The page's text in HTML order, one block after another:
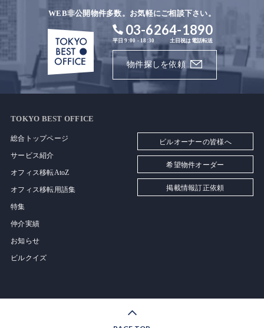
WEB非公開物件多数。お気軽にご相談下さい。
03-6264-1890
平日 9:00 - 18:30 土日祝は電話転送
物件探しを依頼
TOKYO BEST OFFICE
総合トップページ
サービス紹介
オフィス移転AtoZ
オフィス移転用語集
特集
仲介実績
お知らせ
ビルクイズ
ビルオーナーの皆様へ
希望物件オーダー
掲載情報訂正依頼